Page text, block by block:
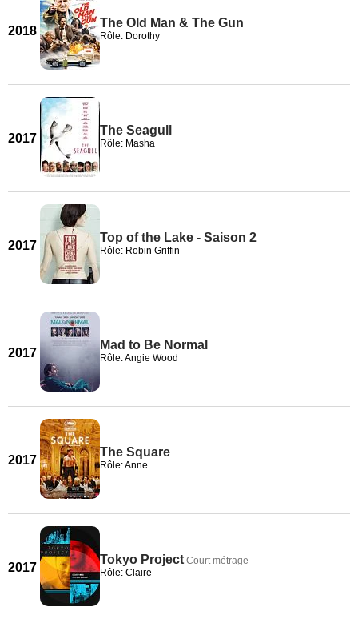
2018
The Old Man & The Gun
Rôle: Dorothy
2017
The Seagull
Rôle: Masha
2017
Top of the Lake - Saison 2
Rôle: Robin Griffin
2017
Mad to Be Normal
Rôle: Angie Wood
2017
The Square
Rôle: Anne
2017
Tokyo Project Court métrage
Rôle: Claire